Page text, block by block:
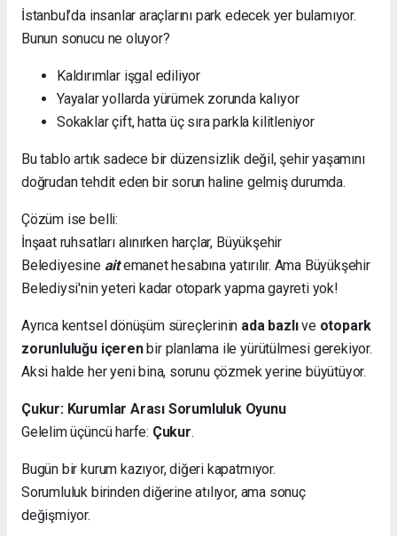
İstanbul’da insanlar araçlarını park edecek yer bulamıyor.
Bunun sonucu ne oluyor?
Kaldırımlar işgal ediliyor
Yayalar yollarda yürümek zorunda kalıyor
Sokaklar çift, hatta üç sıra parkla kilitleniyor
Bu tablo artık sadece bir düzensizlik değil, şehir yaşamını
doğrudan tehdit eden bir sorun haline gelmiş durumda.
Çözüm ise belli:
İnşaat ruhsatları alınırken harçlar, Büyükşehir
Belediyesine aitemanet hesabına yatırılır. Ama Büyükşehir
Belediysi'nin yeteri kadar otopark yapma gayreti yok!
Ayrıca kentsel dönüşüm süreçlerinin ada bazlıve otopark
zorunluluğu içerenbir planlama ile yürütülmesi gerekiyor.
Aksi halde her yeni bina, sorunu çözmek yerine büyütüyor.
Çukur: Kurumlar Arası Sorumluluk Oyunu
Gelelim üçüncü harfe: Çukur.
Bugün bir kurum kazıyor, diğeri kapatmıyor.
Sorumluluk birinden diğerine atılıyor, ama sonuç
değişmiyor.